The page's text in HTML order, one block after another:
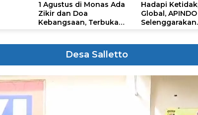
1 Agustus di Monas Ada
Zikir dan Doa
Kebangsaan, Terbuka
Hadapi
Global, APINDO
Selenggarakan
Desa Salletto